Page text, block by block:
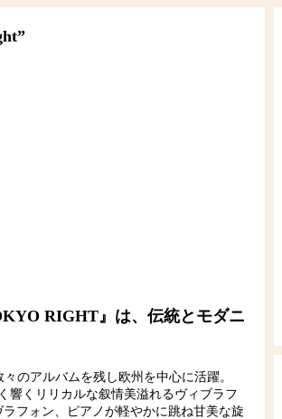
RIGHT』は、伝統とモダニ
のアルバムを残し欧州を中心に活躍。
響くリリカルな叙情美溢れるヴィブラフ
フォン、ピアノが軽やかに跳ね甘美な旋